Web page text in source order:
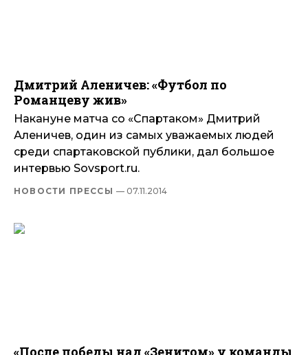
Дмитрий Аленичев: «Футбол по
Романцеву жив»
Накануне матча со «Спартаком» Дмитрий
Аленичев, один из самых уважаемых людей
среди спартаковской публики, дал большое
интервью Sovsport.ru.
НОВОСТИ ПРЕССЫ — 07.11.2014
«После победы над «Зенитом» у команды